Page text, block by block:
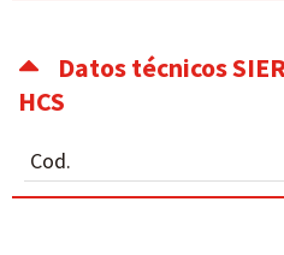
Datos técnicos
HCS
Cod.